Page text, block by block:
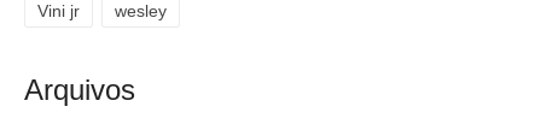
Vini jr wesley
Arquivos